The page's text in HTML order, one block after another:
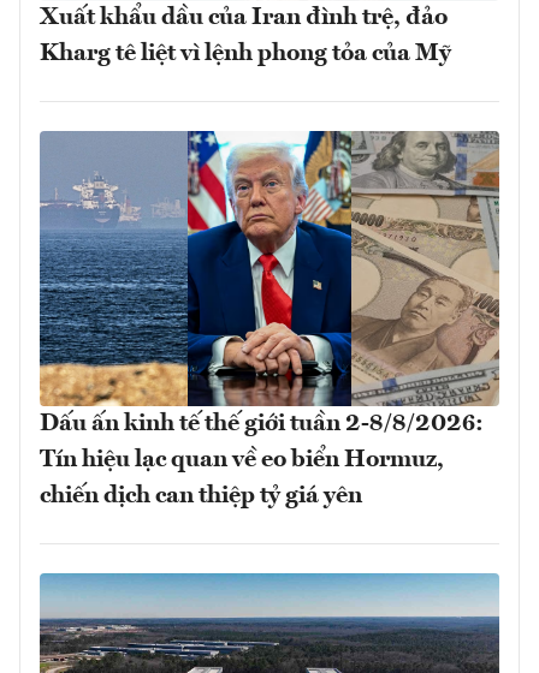
Xuất khẩu dầu của Iran đình trệ, đảo
Kharg tê liệt vì lệnh phong tỏa của Mỹ
Dấu ấn kinh tế thế giới tuần 2-8/8/2026:
Tín hiệu lạc quan về eo biển Hormuz,
chiến dịch can thiệp tỷ giá yên